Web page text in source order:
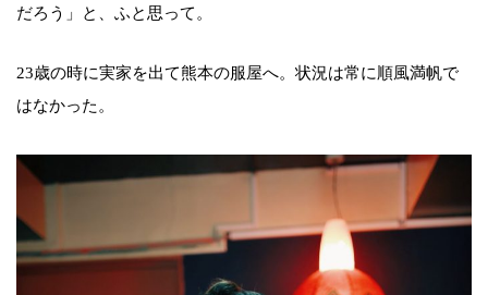
だろう」と、ふと思って。
23歳の時に実家を出て熊本の服屋へ。状況は常に順風満帆で
はなかった。